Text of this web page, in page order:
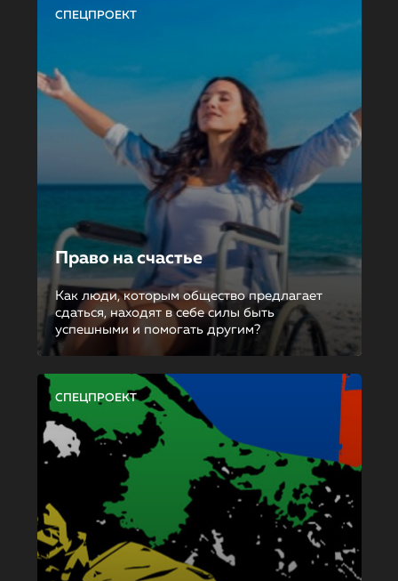
СПЕЦПРОЕКТ
Право на счастье
Как люди, которым общество предлагает
сдаться, находят в себе силы быть
успешными и помогать другим?
СПЕЦПРОЕКТ